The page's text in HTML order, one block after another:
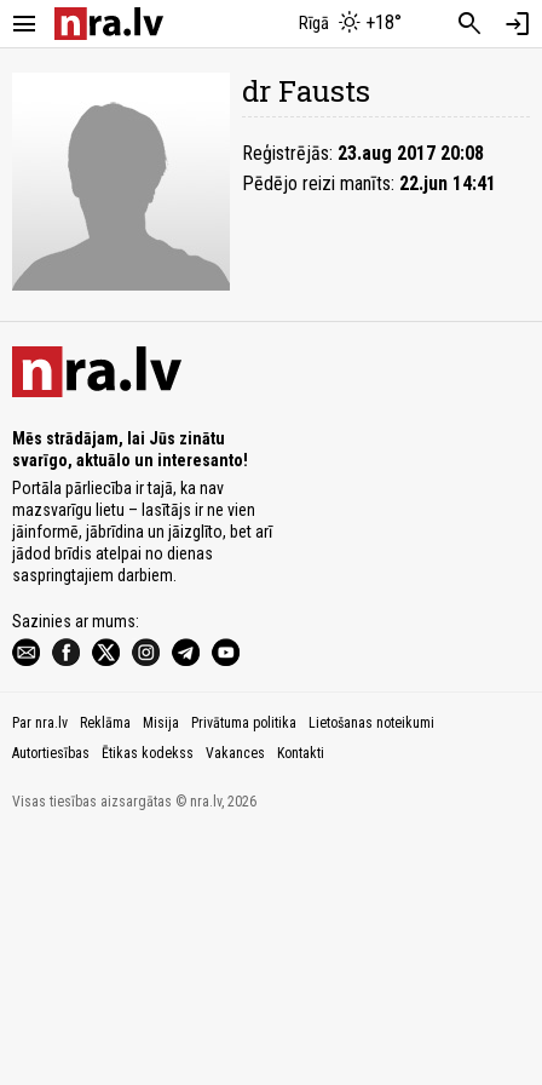
menu Rīgā +18° search login
dr Fausts
Reģistrējās: 23.aug 2017 20:08
Pēdējo reizi manīts: 22.jun 14:41
Mēs strādājam, lai Jūs zinātu
svarīgo, aktuālo un interesanto!
Portāla pārliecība ir tajā, ka nav
mazsvarīgu lietu – lasītājs ir ne vien
jāinformē, jābrīdina un jāizglīto, bet arī
jādod brīdis atelpai no dienas
saspringtajiem darbiem.
Sazinies ar mums:
Par nra.lv Reklāma Misija Privātuma politika
Lietošanas noteikumi
Autortiesības
Ētikas kodekss Vakances Kontakti
Visas tiesības aizsargātas © nra.lv, 2026